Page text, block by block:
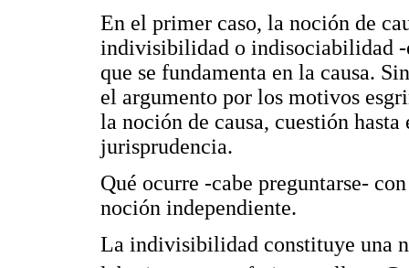
En el primer caso, la noción de
indivisibilidad o indisociabilidad
que se fundamenta en la causa.
el argumento por los motivos
la noción de causa, cuestión
jurisprudencia.
Qué ocurre -cabe preguntarse-
noción independiente.
La indivisibilidad constituye una